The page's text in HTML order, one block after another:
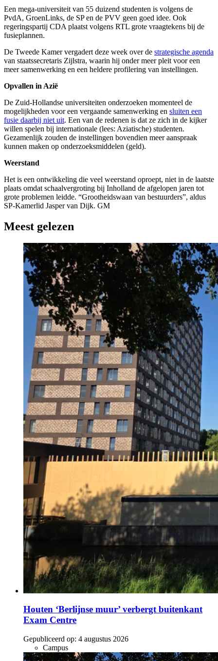
Een mega-universiteit van 55 duizend studenten is volgens de
PvdA, GroenLinks, de SP en de PVV geen goed idee. Ook
regeringspartij CDA plaatst volgens RTL grote vraagtekens bij de
fusieplannen.
De Tweede Kamer vergadert deze week over de strategische agenda
van staatssecretaris Zijlstra, waarin hij onder meer pleit voor een
meer samenwerking en een heldere profilering van instellingen.
Opvallen in Azië
De Zuid-Hollandse universiteiten onderzoeken momenteel de
mogelijkheden voor een vergaande samenwerking en sluiten een
fusie daarbij niet uit. Een van de redenen is dat ze zich in de kijker
willen spelen bij internationale (lees: Aziatische) studenten.
Gezamenlijk zouden de instellingen bovendien meer aanspraak
kunnen maken op onderzoeksmiddelen (geld).
Weerstand
Het is een ontwikkeling die veel weerstand oproept, niet in de laatste
plaats omdat schaalvergroting bij Inholland de afgelopen jaren tot
grote problemen leidde. “Grootheidswaan van bestuurders”, aldus
SP-Kamerlid Jasper van Dijk. GM
Meest gelezen
Houten ‘Berlijnse muur’ verbergt buitenkant
Exam Centre
Gepubliceerd op: 4 augustus 2026
Campus